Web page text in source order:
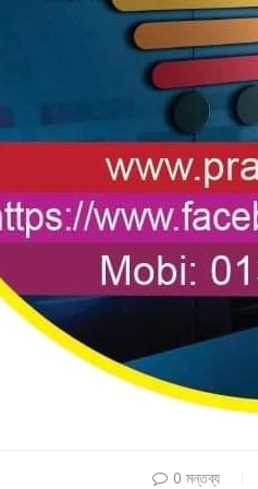
0 মন্তব্য